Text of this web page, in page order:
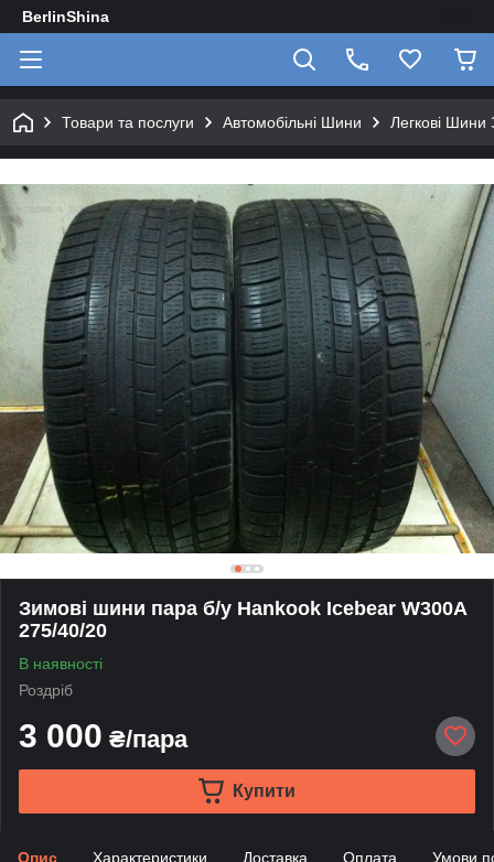
BerlinShina
Товари та послуги Автомобільні Шини Легкові Шини
Зимові шини пара б/у Hankook Icebear W300A
275/40/20
В наявності
Роздріб
3 000 ₴/пара
Купити
Опис Характеристики Доставка Оплата Умови